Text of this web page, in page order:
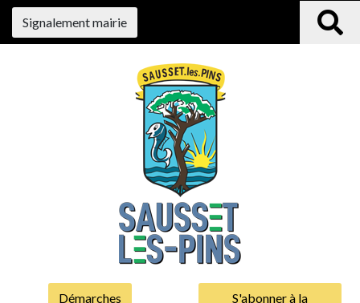
Signalement mairie
Démarches
S'abonner à la